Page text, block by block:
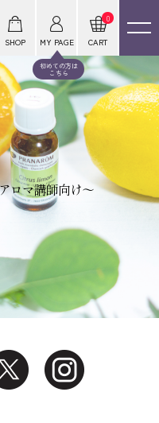
SHOP
初めての方は
こちら
MY PAGE
0
CART
ロマ講師向け～